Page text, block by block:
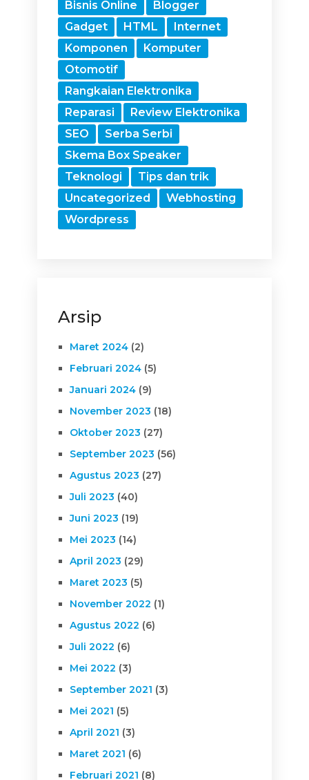
Bisnis Online
Blogger
Gadget
HTML
Internet
Komponen
Komputer
Otomotif
Rangkaian Elektronika
Reparasi
Review Elektronika
SEO
Serba Serbi
Skema Box Speaker
Teknologi
Tips dan trik
Uncategorized
Webhosting
Wordpress
Arsip
Maret 2024(2)
Februari 2024(5)
Januari 2024(9)
November 2023 (18)
Oktober 2023 (27)
September 2023 (56)
Agustus 2023 (27)
Juli 2023 (40)
Juni 2023 (19)
Mei 2023 (14)
April 2023 (29)
Maret 2023 (5)
November 2022 (1)
Agustus 2022 (6)
Juli 2022 (6)
Mei 2022 (3)
September 2021 (3)
Mei 2021 (5)
April 2021 (3)
Maret 2021 (6)
Februari 2021 (8)